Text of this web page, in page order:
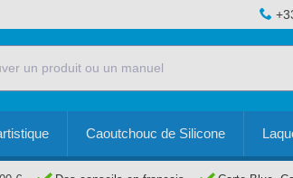
Caoutchouc de Silicone